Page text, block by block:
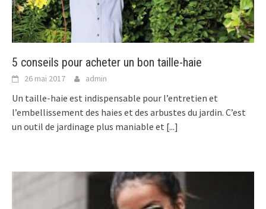
5 conseils pour acheter un bon taille-haie
26 mai 2017 admin
Un taille-haie est indispensable pour l’entretien et
l’embellissement des haies et des arbustes du jardin. C’est
un outil de jardinage plus maniable et [...]